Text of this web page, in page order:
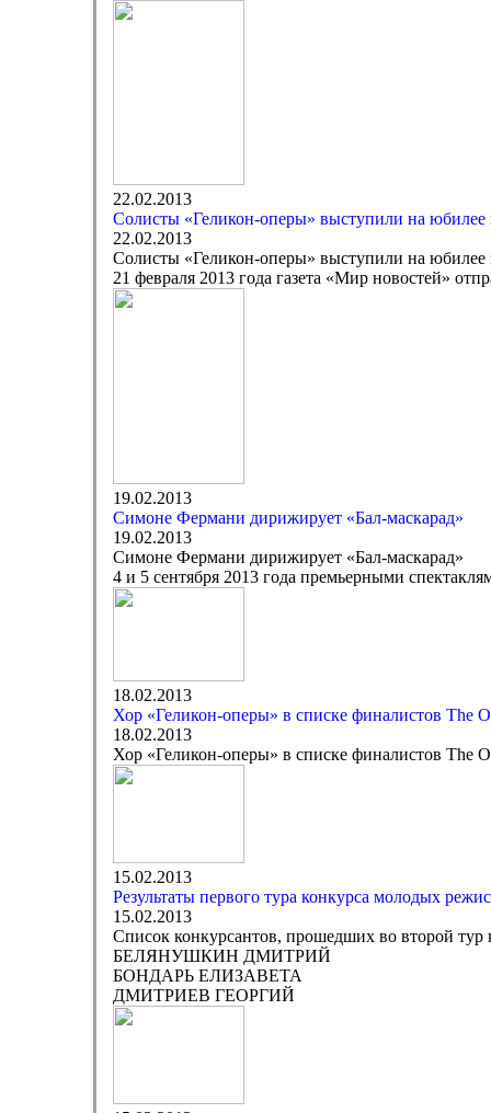
22.02.2013
Солисты «Геликон-оперы» выступили на юбилее
22.02.2013
Солисты «Геликон-оперы» выступили на юбилее
21 февраля 2013 года газета «Мир новостей»
19.02.2013
Симоне Фермани дирижирует «Бал-маскарад»
19.02.2013
Симоне Фермани дирижирует «Бал-маскарад»
4 и 5 сентября 2013 года премьерными
18.02.2013
Хор «Геликон-оперы» в списке финалистов The
18.02.2013
Хор «Геликон-оперы» в списке финалистов The
15.02.2013
Результаты первого тура конкурса молодых
15.02.2013
Список конкурсантов, прошедших во второй
БЕЛЯНУШКИН ДМИТРИЙ
БОНДАРЬ ЕЛИЗАВЕТА
ДМИТРИЕВ ГЕОРГИЙ